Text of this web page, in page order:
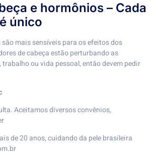
e hormônios – Cada
único
mais sensíveis para os efeitos dos
de cabeça estão perturbando as
ou vida pessoal, então devem pedir
Aceitamos diversos convênios,
de 20 anos, cuidando da pele brasileira⠀